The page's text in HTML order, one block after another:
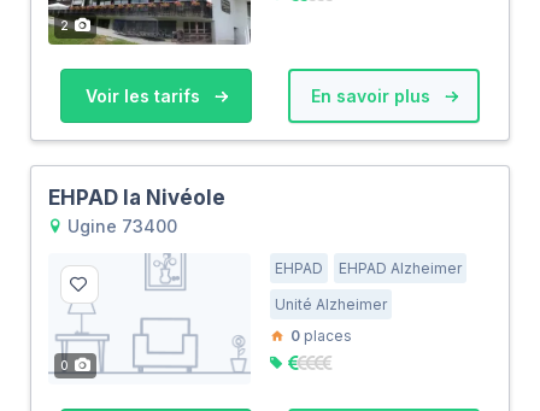
2
Voir les tarifs En savoir plus
EHPAD la Nivéole
Ugine 73400
0
EHPAD
EHPAD Alzheimer
Unité Alzheimer
0 places